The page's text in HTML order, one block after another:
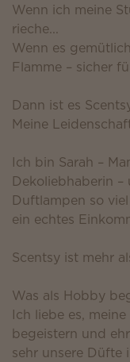
Wenn ich meine
rieche...
Wenn es
Flamme – sicher
Dann ist es
Meine
Ich bin Sarah –
Dekoliebhaberin
Duftlampen so
ein echtes
Scentsy ist mehr
Was als Hobby
Ich liebe es,
begeistern und
sehr unsere Düfte